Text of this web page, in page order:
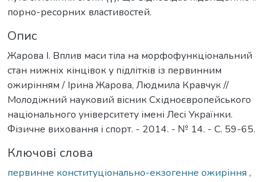
порно-ресорних властивостей.
Опис
Жарова І. Вплив маси тіла на морфофункціональний
стан нижніх кінцівок у підлітків із первинним
ожирінням / Ірина Жарова, Людмила Кравчук //
Молодіжний науковий вісник Східноєвропейського
національного університету імені Лесі Українки.
Фізичне виховання і спорт. - 2014. - № 14. - С. 59-65.
Ключові слова
первинне конституціонально-екзогенне ожиріння ,